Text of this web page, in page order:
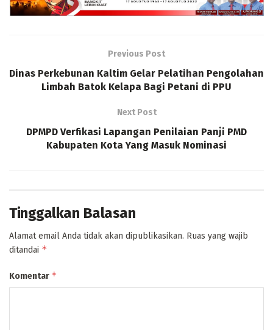
Previous Post
Dinas Perkebunan Kaltim Gelar Pelatihan Pengolahan
Limbah Batok Kelapa Bagi Petani di PPU
Next Post
DPMPD Verfikasi Lapangan Penilaian Panji PMD
Kabupaten Kota Yang Masuk Nominasi
Tinggalkan Balasan
Alamat email Anda tidak akan dipublikasikan. Ruas yang wajib
ditandai *
Komentar *